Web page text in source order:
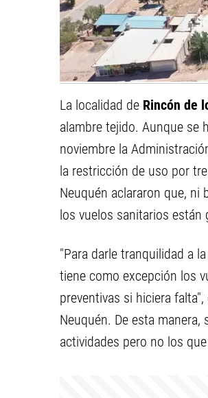
La localidad de Rincón de
alambre tejido. Aunque se
noviembre la
la restricción de uso por
Neuquén aclararon que, ni
los vuelos sanitarios están
"Para darle tranquilidad a
tiene como excepción los
preventivas si hiciera
Neuquén. De esta
actividades pero no los